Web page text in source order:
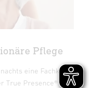
Pflege
eine Fachkraft
True Presence®